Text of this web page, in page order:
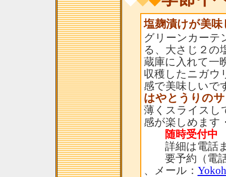
塩麹漬けが美
グリーンカーテ
る、大さじ２の
蔵庫に入れて一
収穫したニガウ
感で美味しいで
はやとうりの
薄くスライスし
感が楽しめます
随時受付中
詳細は電話ま
要予約（電話
、メール：